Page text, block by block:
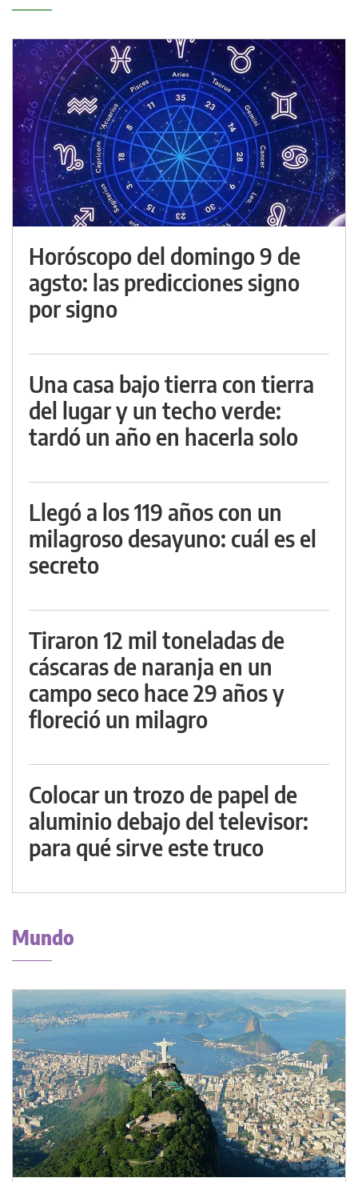
Horóscopo del domingo 9 de
agsto: las predicciones signo
por signo
Una casa bajo tierra con tierra
del lugar y un techo verde:
tardó un año en hacerla solo
Llegó a los 119 años con un
milagroso desayuno: cuál es el
secreto
Tiraron 12 mil toneladas de
cáscaras de naranja en un
campo seco hace 29 años y
floreció un milagro
Colocar un trozo de papel de
aluminio debajo del televisor:
para qué sirve este truco
Mundo